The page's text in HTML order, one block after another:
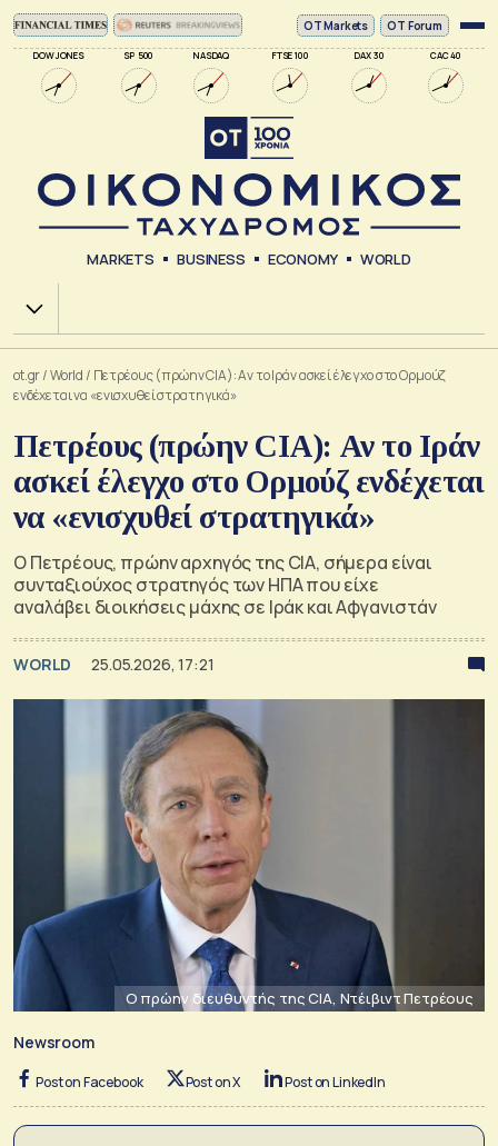
DOW JONES SP 500 NASDAQ FTSE 100 DAX 30 CAC 40
ΟΤ Markets OT Forum
MARKETS BUSINESS ECONOMY WORLD
Χ.Α.
ot.gr/World / Πετρέους (πρώην CIA): Αν το Ιράν ασκεί έλεγχο στο Ορμούζ
ενδέχεται να «ενισχυθεί στρατηγικά»
Πετρέους (πρώην CIA): Αν το Ιράν
ασκεί έλεγχο στο Ορμούζ ενδέχεται
να «ενισχυθεί στρατηγικά»
Ο Πετρέους, πρώην αρχηγός της CIA, σήμερα είναι
συνταξιούχος στρατηγός των ΗΠΑ που είχε
αναλάβει διοικήσεις μάχης σε Ιράκ και Αφγανιστάν
WORLD 25.05.2026, 17:21
Ο πρώην διευθυντής της CIA, Ντέιβιντ Πετρέους
Newsroom
Post on Facebook Post on X Post on LinkedIn